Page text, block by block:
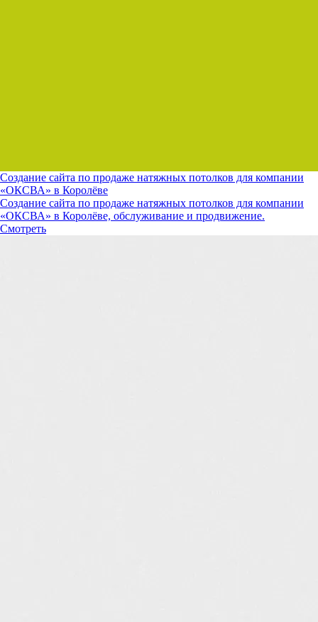
Создание сайта по продаже натяжных потолков для компании
«ОКСВА» в Королёве
Создание сайта по продаже натяжных потолков для компании
«ОКСВА» в Королёве, обслуживание и продвижение.
Смотреть